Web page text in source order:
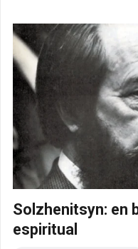
Solzhenitsyn: en
espiritual